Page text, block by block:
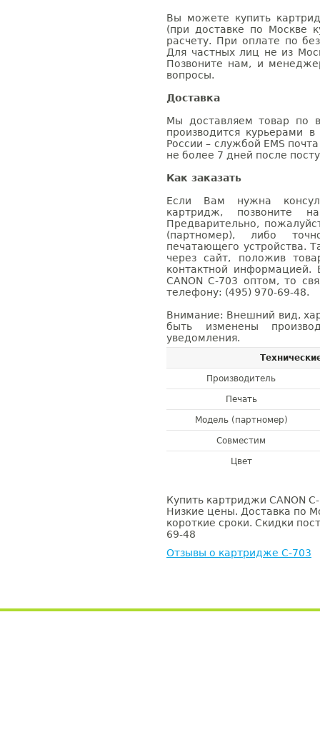
Вы можете купить
(при доставке по Москве
расчету. При оплате по
Для частных лиц не из
Позвоните нам, и
вопросы.
Доставка
Мы доставляем товар по
производится курьерами
России – службой EMS
не более 7 дней после
Как заказать
Если Вам нужна
картридж, позвоните
Предварительно,
(партномер), либо
печатающего устройства.
через сайт, положив
контактной информацией.
CANON C-703 оптом, то
телефону: (495) 970-69-48.
Внимание: Внешний вид,
быть изменены
уведомления.
Производитель
Печать
Модель (партномер)
Совместим
Цвет
Купить картриджи CANON
Низкие цены. Доставка по
короткие сроки. Скидки
69-48
Отзывы о картридже C-703